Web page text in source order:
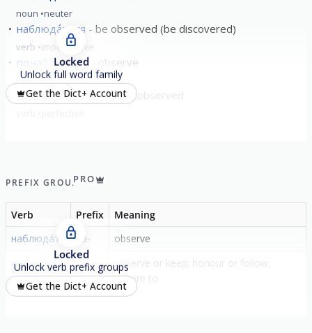
noun neuter
наблюда́ться be observed (be discovered)
verb imperfective
понаблюда́ть observe
verb perfective
понаблюдаться to be observed
Locked
Unlock full word family
Get the Dict+ Account
PREFIX GROUPPRO
Verb Prefix
Meaning
наблюда́ть
на-
observe
соблюда́ть
со-
observe or keep; honour or follow;
adhere to
Locked
Unlock verb prefix groups
Get the Dict+ Account